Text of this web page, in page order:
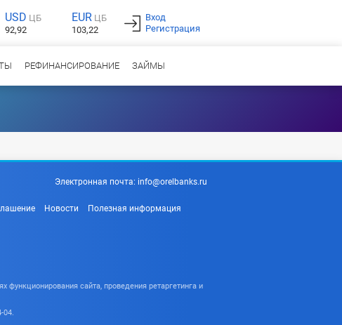
USD ЦБ
92,92
EUR ЦБ
103,22
Вход
Регистрация
РЕФИНАНСИРОВАНИЕ ЗАЙМЫ
Электронная почта: info@orelbanks.ru
Новости
Полезная информация
функционирования сайта, проведения ретаргетинга и
04.